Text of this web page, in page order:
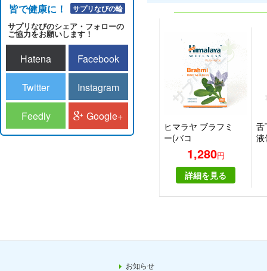
皆で健康に！！サプリなびの輪
サプリなびのシェア・フォローの
ご協力をお願いします！
Hatena Facebook
Twitter Instagram
Feedly Google+
ヒマラヤ ブラフミ
ー(バコ
パ)|HIMALAYA
BRAHMI1,280円
詳細を見る
舌
液
お知らせ